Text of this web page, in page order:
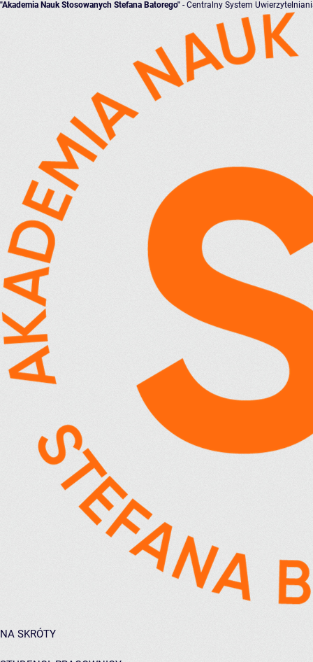
"Akademia Nauk Stosowanych Stefana Batorego" - Centralny System
NA SKRÓTY